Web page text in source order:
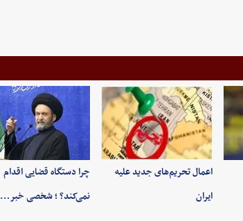
اعمال تحریم‌های جدید علیه
ایران
چرا دستگاه قضایی اقدام
نمی‌کند؟ ؛ شخصی خبر…